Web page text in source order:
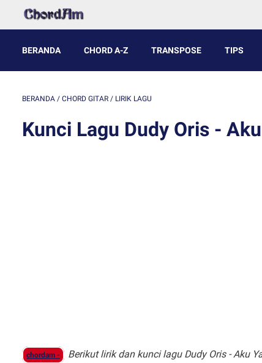
BERANDA CHORD A-Z TRANSPOSE TIPS
BERANDA / CHORD GITAR / LIRIK LAGU
Kunci Lagu Dudy Oris -
chordam - Berikut lirik dan kunci lagu Dudy Oris - Aku